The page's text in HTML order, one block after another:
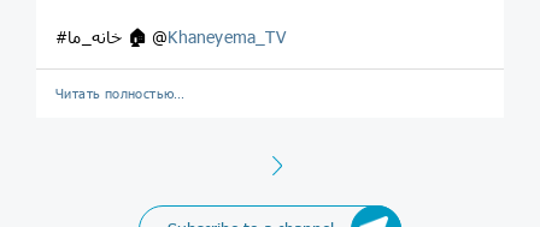
🏠 @Khaneyema_TV
Читать полностью…
Next